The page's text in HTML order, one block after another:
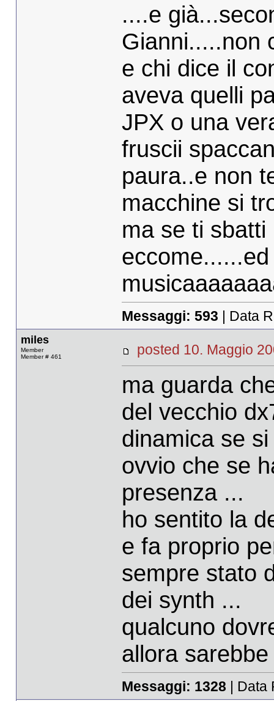
....e
Gianni.....non
e chi dice il
aveva quelli
JPX o una
fruscii
paura..e non
macchine si
ma se ti
Messaggi: 593 | Data
miles
Member
Member # 461
posted 10. Maggio
ma guarda
del vecchio
dinamica se
ovvio che se
presenza ...
ho sentito la
e fa proprio
sempre stato
dei synth ...
qualcuno
allora
Messaggi: 1328 | Data